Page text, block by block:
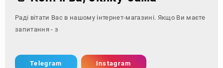
Раді вітати Вас в нашому інтернет-магазині. Якщо Ви маєте
запитання - зверніться за контакта
Telegram Instagram